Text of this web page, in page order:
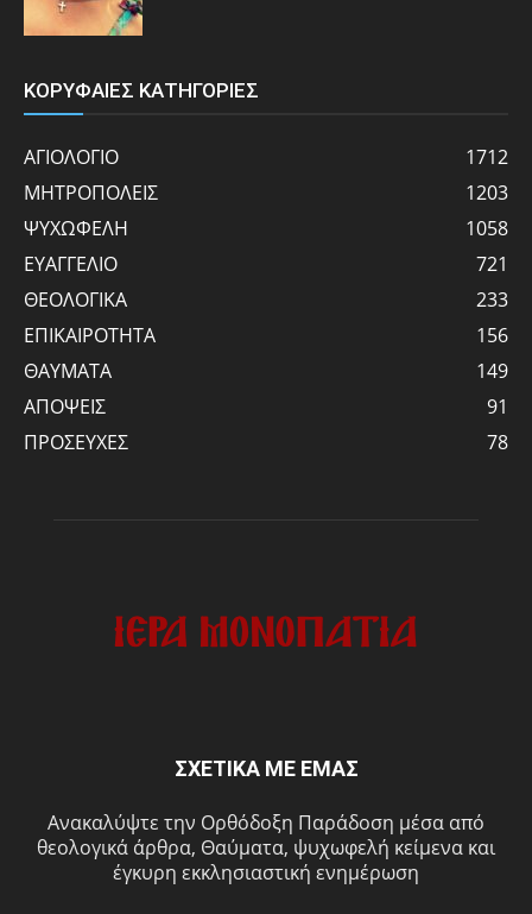
ΚΟΡΥΦΑΙΕΣ ΚΑΤΗΓΟΡΙΕΣ
ΑΓΙΟΛΟΓΙΟ
1712
ΜΗΤΡΟΠΟΛΕΙΣ
1203
ΨΥΧΩΦΕΛΗ
1058
ΕΥΑΓΓΕΛΙΟ
721
ΘΕΟΛΟΓΙΚΑ
233
ΕΠΙΚΑΙΡΟΤΗΤΑ
156
ΘΑΥΜΑΤΑ
149
ΑΠΟΨΕΙΣ
91
ΠΡΟΣΕΥΧΕΣ
78
ΣΧΕΤΙΚΑ ΜΕ ΕΜΑΣ
Ανακαλύψτε την Ορθόδοξη Παράδοση μέσα από
θεολογικά άρθρα, Θαύματα, ψυχωφελή κείμενα και
έγκυρη εκκλησιαστική ενημέρωση